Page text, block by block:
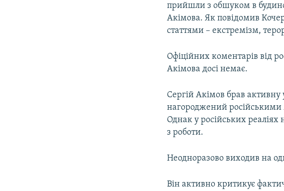
прийшли з обшуком в
Акімова. Як повідомив
статтями – екстремізм,
Офіційних коментарів від
Акімова досі немає.
Сергій Акімов брав активну
нагороджений
Однак у російських реаліях
з роботи.
Неодноразово виходив на
Він активно критикує